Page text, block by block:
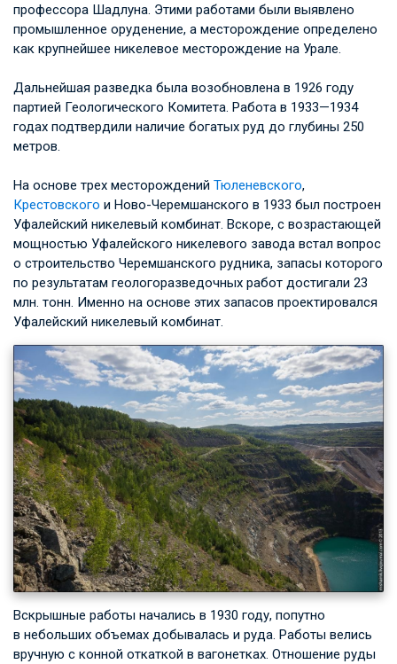
профессора Шадлуна. Этими работами были выявлено
промышленное оруденение, а месторождение определено
как крупнейшее никелевое месторождение на Урале.
Дальнейшая разведка была возобновлена в 1926 году
партией Геологического Комитета. Работа в 1933—1934
годах подтвердили наличие богатых руд до глубины 250
метров.
На основе трех месторождений Тюленевского,
Крестовского и Ново-Черемшанского в 1933 был построен
Уфалейский никелевый комбинат. Вскоре, с возрастающей
мощностью Уфалейского никелевого завода встал вопрос
о строительство Черемшанского рудника, запасы которого
по результатам геологоразведочных работ достигали 23
млн. тонн. Именно на основе этих запасов проектировался
Уфалейский никелевый комбинат.
Вскрышные работы начались в 1930 году, попутно
в небольших объемах добывалась и руда. Работы велись
вручную с конной откаткой в вагонетках. Отношение руды